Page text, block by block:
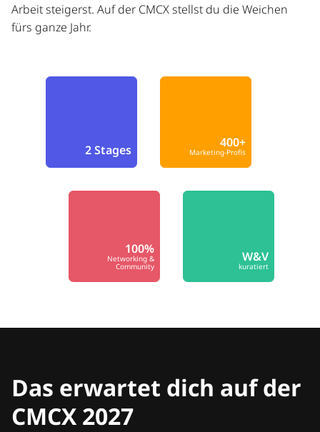
Arbeit steigerst. Auf der CMCX stellst du die Weichen
fürs ganze Jahr.
2 Stages 400+
Marketing-Profis
100%
Networking &
Community
W&V
kuratiert
Das erwartet dich auf der
CMCX 2027